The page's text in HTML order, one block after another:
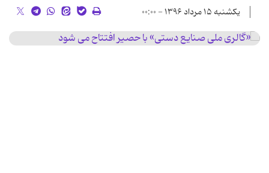
یکشنبه ۱۵ مرداد ۱۳۹۶ - ۰۰:۰۰